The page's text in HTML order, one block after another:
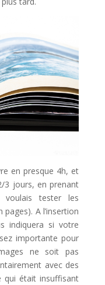
en presque 4h, et
3 jours, en prenant
tester les
A l’insertion
indiquera si votre
importante pour
ne soit pas
avec des
qui était insuffisant